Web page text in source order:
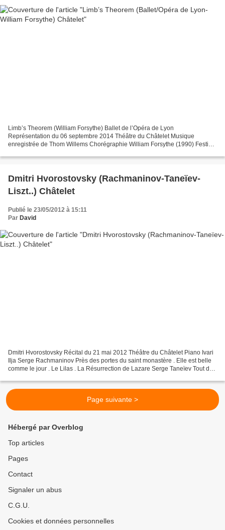
Limb’s Theorem (William Forsythe) Ballet de l’Opéra de Lyon
Représentation du 06 septembre 2014 Théâtre du Châtelet Musique
enregistrée de Thom Willems Chorégraphie William Forsythe (1990) Festival
Dmitri Hvorostovsky (Rachmaninov-Taneïev-
Liszt..) Châtelet
Publié le 23/05/2012 à 15:11
Par David
Dmitri Hvorostovsky Récital du 21 mai 2012 Théâtre du Châtelet Piano Ivari
Ilja Serge Rachmaninov Près des portes du saint monastère . Elle est belle
comme le jour . Le Lilas . La Résurrection de Lazare Serge Taneïev Tout dort
Page suivante >
Hébergé par Overblog
Top articles
Pages
Contact
Signaler un abus
C.G.U.
Cookies et données personnelles